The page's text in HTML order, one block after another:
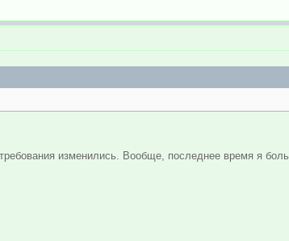
изменились. Вообще, последнее время я